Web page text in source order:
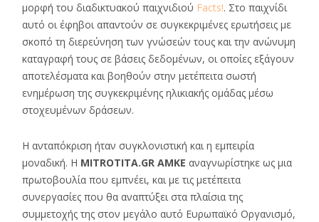
μορφή του διαδικτυακού παιχνιδιού Facts!. Στο παιχνίδι
αυτό οι έφηβοι απαντούν σε συγκεκριμένες ερωτήσεις με
σκοπό τη διερεύνηση των γνώσεών τους και την ανώνυμη
καταγραφή τους σε βάσεις δεδομένων, οι οποίες εξάγουν
αποτελέσματα και βοηθούν στην μετέπειτα σωστή
ενημέρωση της συγκεκριμένης ηλικιακής ομάδας μέσω
στοχευμένων δράσεων.
Η ανταπόκριση ήταν συγκλονιστική και η εμπειρία
μοναδική. Η MITROTITA.GR AMKE αναγνωρίστηκε ως μια
πρωτοβουλία που εμπνέει, και με τις μετέπειτα
συνεργασίες που θα αναπτύξει στα πλαίσια της
συμμετοχής της στον μεγάλο αυτό Ευρωπαϊκό Οργανισμό,